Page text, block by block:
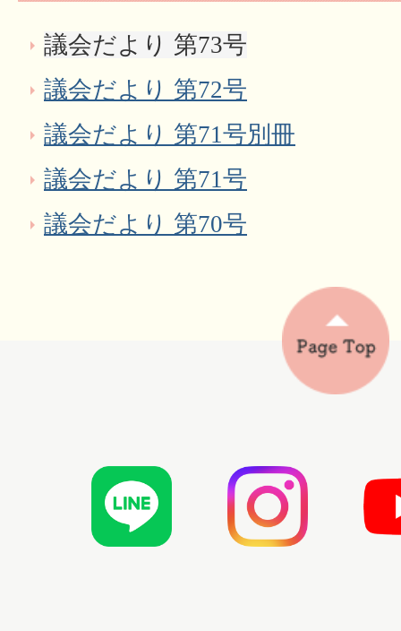
議会だより 第73号
議会だより 第72号
議会だより 第71号別冊
議会だより 第71号
議会だより 第70号